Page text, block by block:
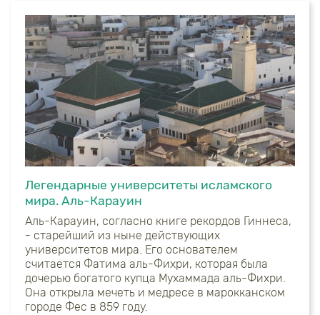
Легендарные университеты исламского
мира. Аль-Карауин
Аль-Карауин, согласно книге рекордов Гиннеса,
- старейший из ныне действующих
университетов мира. Его основателем
считается Фатима аль-Фихри, которая была
дочерью богатого купца Мухаммада аль-Фихри.
Она открыла мечеть и медресе в марокканском
городе Фес в 859 году.